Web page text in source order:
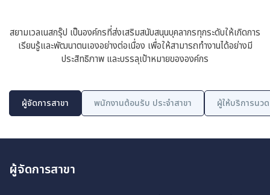
สยามเวลเนสกรุ๊ป เป็นองค์กรที่ส่งเสริมสนับสนุนบุคลากรทุกระดับให้เกิดการ
เรียนรู้และพัฒนาตนเองอย่างต่อเนื่อง เพื่อให้สามารถทำงานได้อย่างมี
ประสิทธิภาพ และบรรลุเป้าหมายขององค์กร
ผู้จัดการสาขา พนักงานต้อนรับ ประจำสาขา ผู้ให้บริการนว
ผู้จัดการสาขา